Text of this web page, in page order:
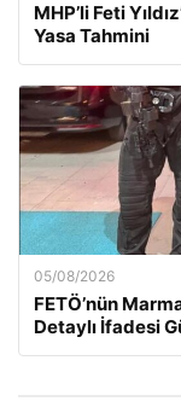
MHP’li Feti
Yasa Tahmini
05/08/2026
FETÖ’nün
Detaylı İfadesi